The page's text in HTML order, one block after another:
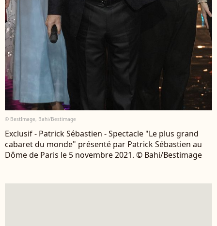
© BestImage, Bahi/Bestimage
Exclusif - Patrick Sébastien - Spectacle "Le plus grand
cabaret du monde" présenté par Patrick Sébastien au
Dôme de Paris le 5 novembre 2021. © Bahi/Bestimage